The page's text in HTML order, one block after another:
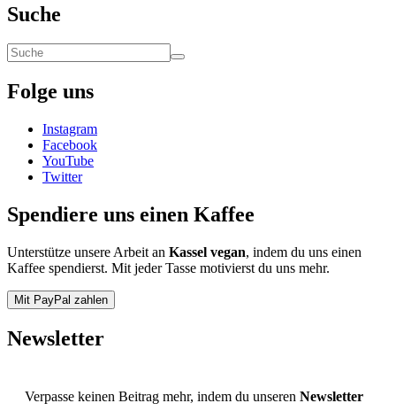
Suche
Folge uns
Instagram
Facebook
YouTube
Twitter
Spendiere uns einen Kaffee
Unterstütze unsere Arbeit an Kassel vegan, indem du uns einen
Kaffee spendierst. Mit jeder Tasse motivierst du uns mehr.
Mit PayPal zahlen
Newsletter
Verpasse keinen Beitrag mehr, indem du unseren Newsletter